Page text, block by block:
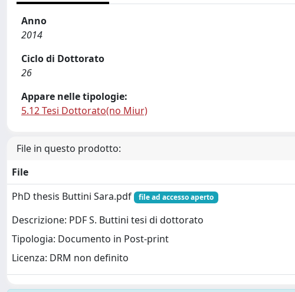
Anno
2014
Ciclo di Dottorato
26
Appare nelle tipologie:
5.12 Tesi Dottorato(no Miur)
File in questo prodotto:
File
PhD thesis Buttini Sara.pdf
file ad accesso aperto
Descrizione: PDF S. Buttini tesi di dottorato
Tipologia: Documento in Post-print
Licenza: DRM non definito